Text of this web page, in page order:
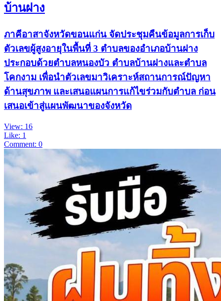
บ้านฝาง
ภาคีอาสาจังหวัดขอนแก่น จัดประชุมคืนข้อมูลการเก็บ
ตัวเลขผู้สูงอายุในพื้นที่ 3 ตำบลของอำเภอบ้านฝาง
ประกอบด้วยตำบลหนองบัว ตำบลบ้านฝางและตำบล
โคกงาม เพื่อนำตัวเลขมาวิเคราะห์สถานการณ์ปัญหา
ด้านสุขภาพ และเสนอแผนการแก้ไขร่วมกับตำบล ก่อน
เสนอเข้าสู่แผนพัฒนาของจังหวัด
View: 16
Like: 1
Comment: 0